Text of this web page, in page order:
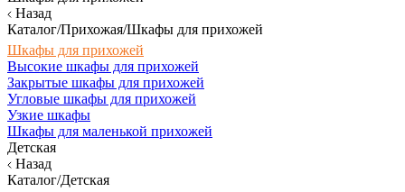
Назад
Каталог/Прихожая/Шкафы для прихожей
Шкафы для прихожей
Высокие шкафы для прихожей
Закрытые шкафы для прихожей
Угловые шкафы для прихожей
Узкие шкафы
Шкафы для маленькой прихожей
Детская
Назад
Каталог/Детская